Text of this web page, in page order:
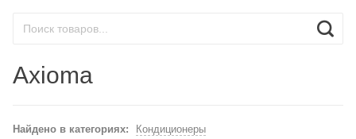
Axioma
Найдено в категориях: Кондиционеры